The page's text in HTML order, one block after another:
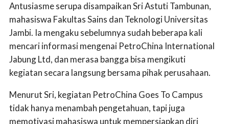
Antusiasme serupa disampaikan Sri Astuti Tambunan,
mahasiswa Fakultas Sains dan Teknologi Universitas
Jambi. Ia mengaku sebelumnya sudah beberapa kali
mencari informasi mengenai PetroChina International
Jabung Ltd, dan merasa bangga bisa mengikuti
kegiatan secara langsung bersama pihak perusahaan.
Menurut Sri, kegiatan PetroChina Goes To Campus
tidak hanya menambah pengetahuan, tapi juga
memotivasi mahasiswa untuk mempersiapkan diri